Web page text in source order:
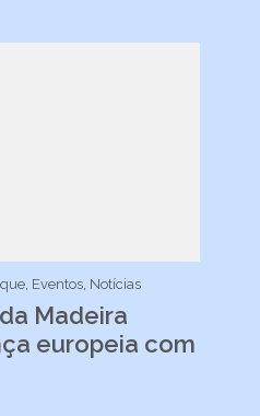
Eventos Notícias
Madeira
europeia com